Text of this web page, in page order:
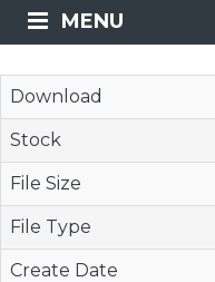
MENU
Download
Stock
File Size
File Type
Create Date